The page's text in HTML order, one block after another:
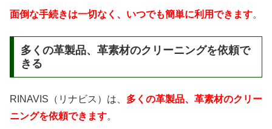
面倒な手続きは一切なく、いつでも簡単に利用できます。
多くの革製品、革素材のクリーニングを依頼で
きる
RINAVIS（リナビス）は、 多くの革製品、革素材のクリー
ニングを依頼できます。